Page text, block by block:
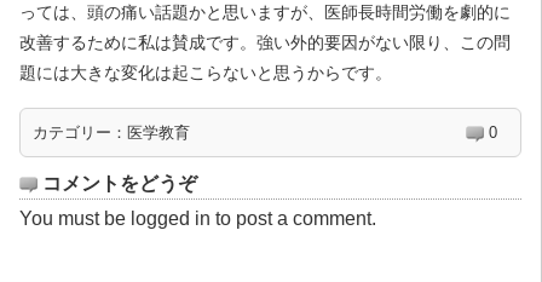
っては、頭の痛い話題かと思いますが、医師長時間労働を劇的に
改善するために私は賛成です。強い外的要因がない限り、この問
題には大きな変化は起こらないと思うからです。
カテゴリー： 医学教育 0
コメントをどうぞ
You must be logged in to post a comment.